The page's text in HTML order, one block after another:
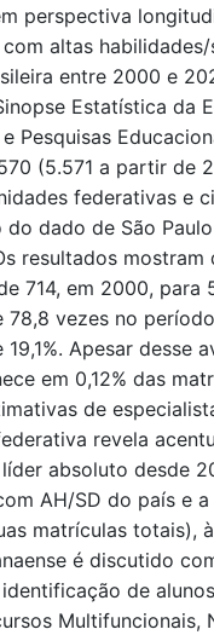
perspectiva
altas
entre 2000 e
Estatística da
Pesquisas
(5.571 a partir de
federativas e
dado de São
resultados
714, em 2000,
vezes no
Apesar desse
em 0,12% das
de
revela
absoluto desde
AH/SD do país e
matrículas totais),
é discutido
de